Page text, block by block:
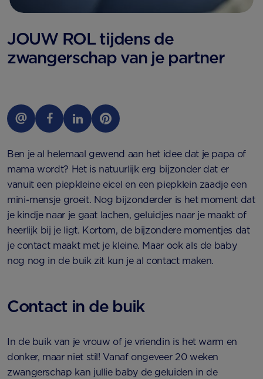
JOUW ROL tijdens de
zwangerschap van je partner
Ben je al helemaal gewend aan het idee dat je papa of
mama wordt? Het is natuurlijk erg bijzonder dat er
vanuit een piepkleine eicel en een piepklein zaadje een
mini-mensje groeit. Nog bijzonderder is het moment dat
je kindje naar je gaat lachen, geluidjes naar je maakt of
heerlijk bij je ligt. Kortom, de bijzondere momentjes dat
je contact maakt met je kleine. Maar ook als de baby
nog nog in de buik zit kun je al contact maken.
Contact in de buik
In de buik van je vrouw of je vriendin is het warm en
donker, maar niet stil! Vanaf ongeveer 20 weken
zwangerschap kan jullie baby de geluiden in de